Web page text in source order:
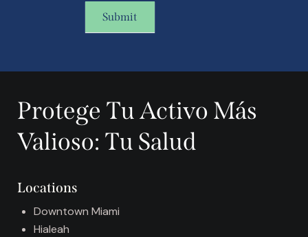
Submit
l
e
r
n
v
Protege Tu Activo Más
Valioso: Tu Salud
Locations
Downtown Miami
Hialeah